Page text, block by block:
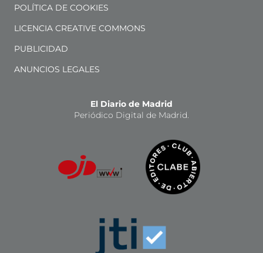
POLÍTICA DE COOKIES
LICENCIA CREATIVE COMMONS
PUBLICIDAD
ANUNCIOS LEGALES
El Diario de Madrid
Periódico Digital de Madrid.